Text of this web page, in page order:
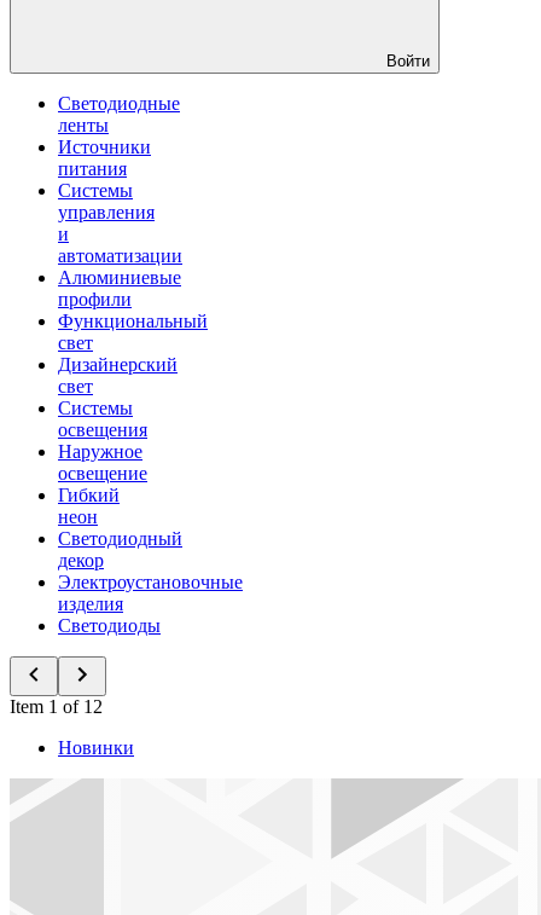
Войти
Светодиодные
ленты
Источники
питания
Системы
управления
и
автоматизации
Алюминиевые
профили
Функциональный
свет
Дизайнерский
свет
Системы
освещения
Наружное
освещение
Гибкий
неон
Светодиодный
декор
Электроустановочные
изделия
Светодиоды
Item 1 of 12
Новинки